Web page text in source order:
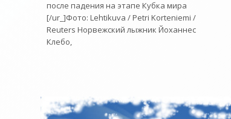
после падения на этапе Кубка мира
[/ur_]Фото: Lehtikuva / Petri Korteniemi /
Reuters Норвежский лыжник Йоханнес
Клебо,